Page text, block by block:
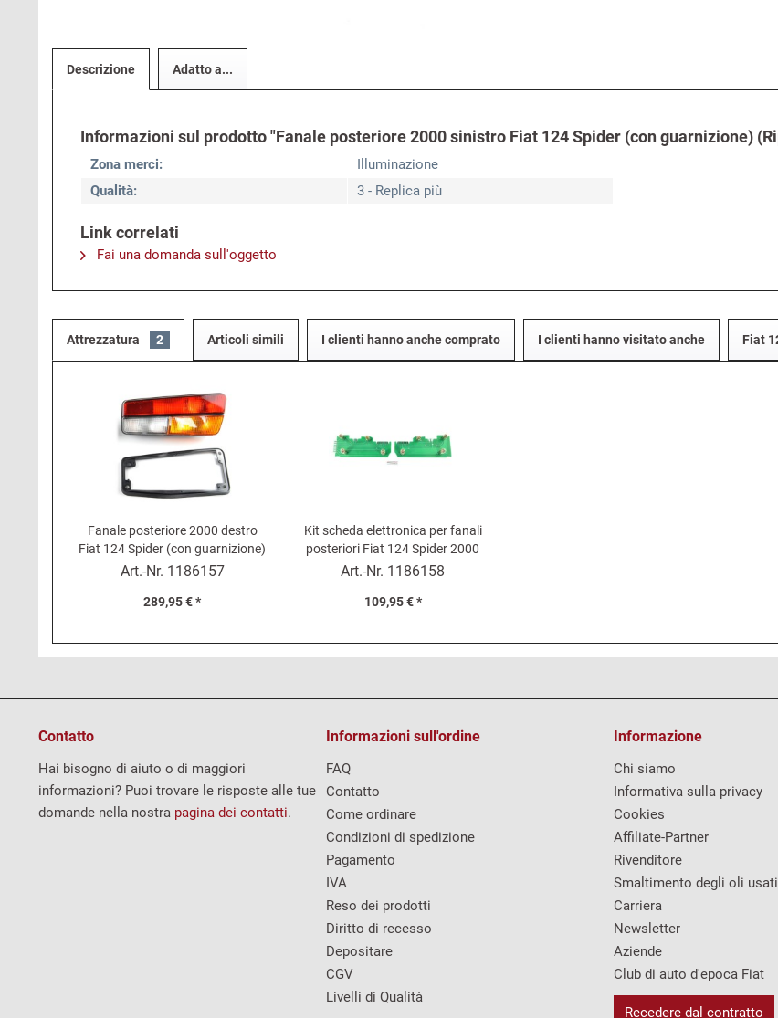
Descrizione Adatto a...
Informazioni sul prodotto "Fanale posteriore 2000 sinistro Fiat 124 Spider (con guarnizione)
Zona merci:
Illuminazione
Qualità:
3 - Replica più
Link correlati
Fai una domanda sull'oggetto
Attrezzatura 2 Articoli simili I clienti hanno anche comprato I clienti hanno visitato anche Fiat
Fanale posteriore 2000 destro
Fiat 124 Spider (con guarnizione)
(Riproduzione Plus)
Art.-Nr. 1186157
289,95 € *
Kit scheda elettronica per fanali
posteriori Fiat 124 Spider 2000
Art.-Nr. 1186158
109,95 € *
Contatto
Hai bisogno di aiuto o di maggiori
informazioni? Puoi trovare le risposte alle tue
domande nella nostra pagina dei contatti.
Informazioni sull'ordine
FAQ
Contatto
Come ordinare
Condizioni di spedizione
Pagamento
IVA
Reso dei prodotti
Diritto di recesso
Depositare
CGV
Livelli di Qualità
Informazione
Chi siamo
Informativa sulla privacy
Cookies
Affiliate-Partner
Rivenditore
Smaltimento degli oli usati
Carriera
Newsletter
Aziende
Club di auto d'epoca Fiat
Recedere dal contratto